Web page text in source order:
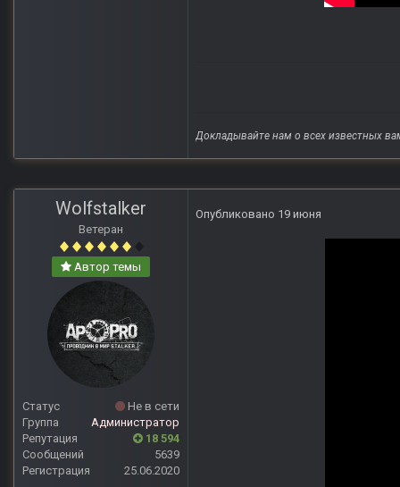
Докладывайте нам о всех известных
Wolfstalker
Ветеран
Автор темы
Статус
Не в сети
Группа
Администратор
Репутация
18 594
Сообщений
5639
Регистрация
25.06.2020
Опубликовано 19 июня